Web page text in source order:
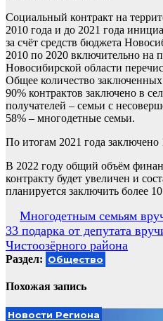
Социальный контракт на
2010 года и до 2021 года
за счёт средств бюджета
2010 по 2020 включительно на
Новосибирской области
Общее количество
90% контрактов заключено в
получателей – семьи с
58% – многодетные семьи.
По итогам 2021 года заключено
В 2022 году общий объём
контракту будет увеличен и
планируется заключить более
Навигация
по
записям
Многодетным семьям
33 подарка от депутата
Чистоозёрного района
Раздел: Общество
Похожая запись
Новости Региона